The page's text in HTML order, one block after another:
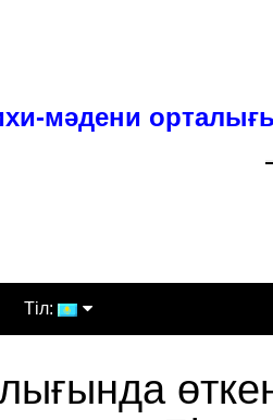
мәдени
Тіл:
Русский